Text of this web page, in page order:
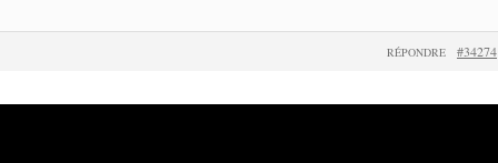
#34274
RÉPONDRE